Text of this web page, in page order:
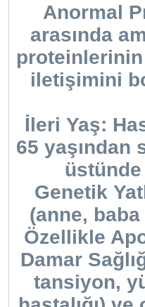
Anormal
arasında
iletişimini
İleri Yaş:
65 yaşından
Genetik
(anne,
Özellikle
Damar
tansiyon,